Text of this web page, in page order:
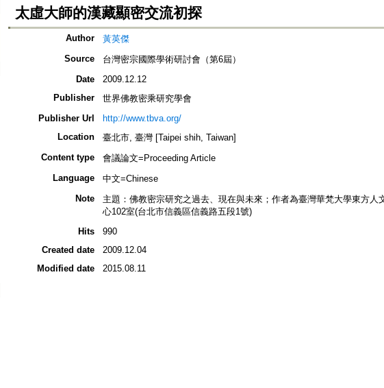
太虛大師的漢藏顯密交流初探
Author
黃英傑
Source
台灣密宗國際學術研討會（第6屆）
Date
2009.12.12
Publisher
世界佛教密乘研究學會
Publisher Url
http://www.tbva.org/
Location
臺北市, 臺灣 [Taipei shih, Taiwan]
Content type
會議論文=Proceeding Article
Language
中文=Chinese
Note
主題：佛教密宗研究之過去、現在與未來；作者為臺灣華梵大學東方人
心102室(台北市信義區信義路五段1號)
Hits
990
Created date
2009.12.04
Modified date
2015.08.11